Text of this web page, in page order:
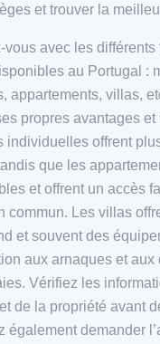
et trouver la
vous avec les différents
au Portugal :
appartements, villas,
propres avantages
individuelles offrent
que les
et offrent un accès
commun. Les villas
et souvent des
aux arnaques et aux
Vérifiez les
de la propriété avant
également demander